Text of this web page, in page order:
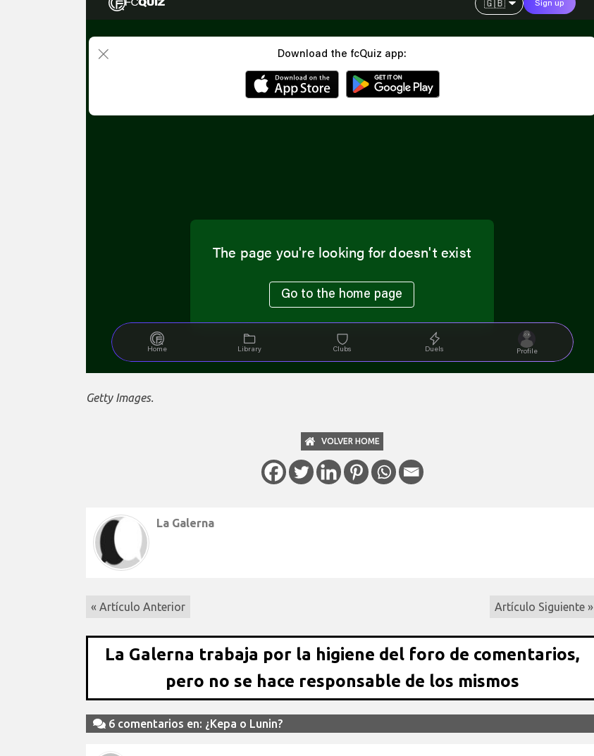
Getty Images.
VOLVER HOME
La Galerna
« Artículo Anterior Artículo Siguiente »
La Galerna trabaja por la higiene del foro de comentarios,
pero no se hace responsable de los mismos
6 comentarios en: ¿Kepa o Lunin?